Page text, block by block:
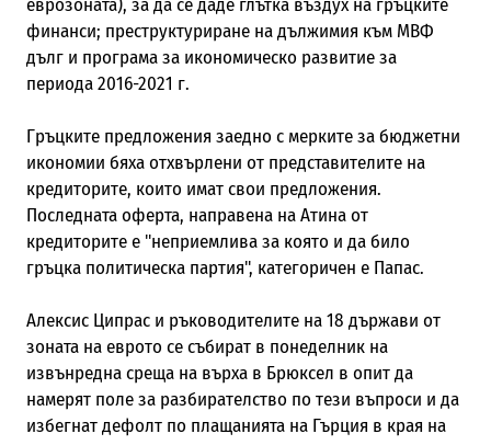
финанси; преструктуриране на дължимия към МВФ
дълг и програма за икономическо развитие за
периода 2016-2021 г.
Гръцките предложения заедно с мерките за бюджетни
икономии бяха отхвърлени от представителите на
кредиторите, които имат свои предложения.
Последната оферта, направена на Атина от
кредиторите е "неприемлива за която и да било
гръцка политическа партия", категоричен е Папас.
Алексис Ципрас и ръководителите на 18 държави от
зоната на еврото се събират в понеделник на
извънредна среща на върха в Брюксел в опит да
намерят поле за разбирателство по тези въпроси и да
избегнат дефолт по плащанията на Гърция в края на